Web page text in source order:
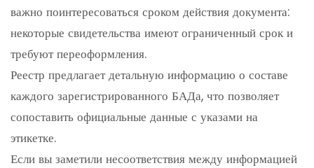
важно поинтересоваться сроком действия документа:
некоторые свидетельства имеют ограниченный срок и
требуют переоформления.
Реестр предлагает детальную информацию о составе
каждого зарегистрированного БАДа, что позволяет
сопоставить официальные данные с указами на
этикетке.
Если вы заметили несоответствия между информацией